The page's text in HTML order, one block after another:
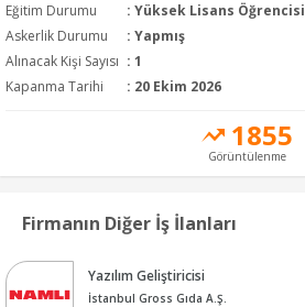
Eğitim Durumu
: Yüksek Lisans Öğrencisi
Askerlik Durumu
: Yapmış
Alınacak Kişi Sayısı : 1
Kapanma Tarihi
: 20 Ekim 2026
1855
Görüntülenme
Firmanın Diğer İş İlanları
Yazılım Geliştiricisi
İstanbul Gross Gıda A.Ş.